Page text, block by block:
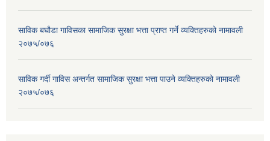
साविक बघौडा गाविसका सामाजिक सुरक्षा भत्ता प्राप्त गर्ने व्यक्तिहरुको नामावली
२०७५/०७६
साविक गर्दी गाविस अन्तर्गत सामाजिक सुरक्षा भत्ता पाउने व्यक्तिहरुको नामावली
२०७५/०७६